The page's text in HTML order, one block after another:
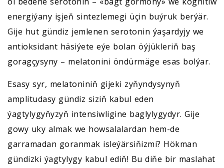
energiýany işjeň sintezlemegi üçin buýruk berýär.
Gije hut gündiz jemlenen serotonin ýaşardyjy we
antioksidant häsiýete eýe bolan öýjükleriň baş
goragçysyny – melatonini öndürmäge esas bolýar.
Esasy syr, melatoniniň gijeki zyňyndysynyň
amplitudasy gündiz siziň kabul eden
ýagtylygyňyzyň intensiwligine baglylygydyr. Gije
gowy uky almak we howsalalardan hem-de
garramadan goranmak isleýärsiňizmi? Hökman
gündizki ýagtylygy kabul ediň! Bu diňe bir maslahat